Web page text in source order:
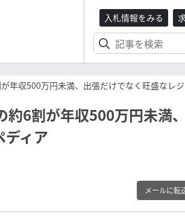
入札情報をみる
年収500万円未満、出張だけでなく旺盛なレ
約6割が年収500万円未満
ィア
メールに転